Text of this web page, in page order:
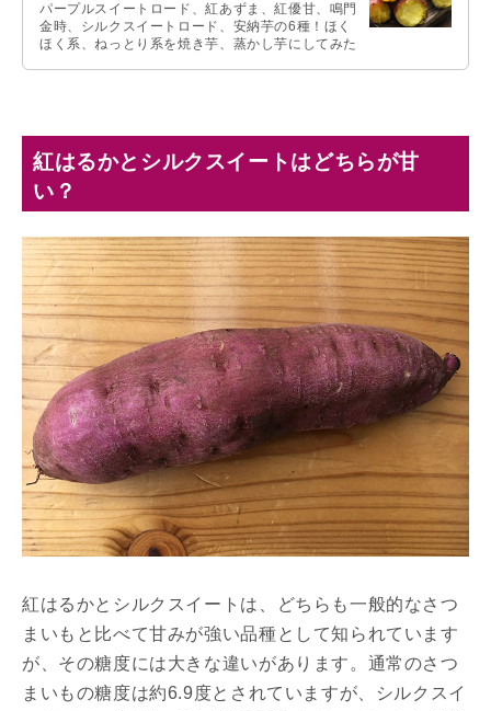
パープルスイートロード、紅あずま、紅優甘、鳴門
金時、シルクスイートロード、安納芋の6種！ほく
ほく系、ねっとり系を焼き芋、蒸かし芋にしてみた
紅はるかとシルクスイートはどちらが甘
い？
紅はるかとシルクスイートは、どちらも一般的なさつ
まいもと比べて甘みが強い品種として知られています
が、その糖度には大きな違いがあります。通常のさつ
まいもの糖度は約6.9度とされていますが、シルクスイ